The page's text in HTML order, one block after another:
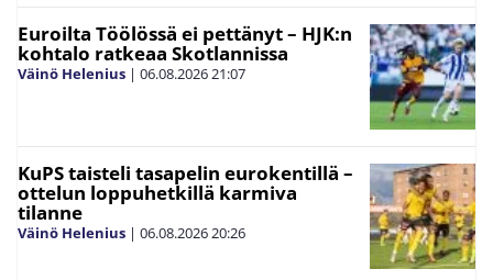
Euroilta Töölössä ei pettänyt – HJK:n
kohtalo ratkeaa Skotlannissa
Väinö Helenius | 06.08.202621:07
KuPS taisteli tasapelin eurokentillä –
ottelun loppuhetkillä karmiva
tilanne
Väinö Helenius | 06.08.202620:26